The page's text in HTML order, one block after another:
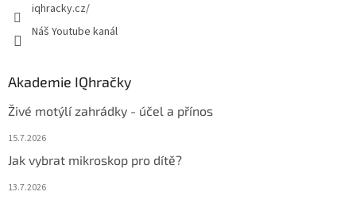
iqhracky.cz/
Náš Youtube kanál
Akademie IQhračky
Živé motýlí zahrádky - účel a přínos
15.7.2026
Jak vybrat mikroskop pro dítě?
13.7.2026